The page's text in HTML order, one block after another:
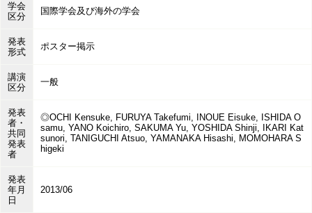
学会
区分
国際学会及び海外の学会
発表
形式
ポスター掲示
講演
区分
一般
発表
者・
共同
発表
者
◎OCHI Kensuke, FURUYA Takefumi, INOUE Eisuke, ISHIDA O
samu, YANO Koichiro, SAKUMA Yu, YOSHIDA Shinji, IKARI Kat
sunori, TANIGUCHI Atsuo, YAMANAKA Hisashi, MOMOHARA S
higeki
発表
年月
日
2013/06